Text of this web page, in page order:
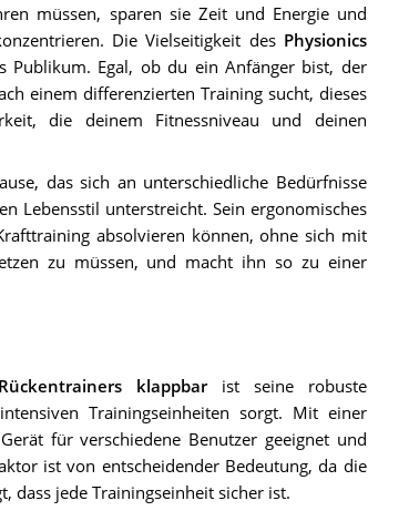
müssen, sparen sie Zeit und Energie und
Die Vielseitigkeit des Physionics
Egal, ob du ein Anfänger bist, der
einem differenzierten Training sucht, dieses
die deinem Fitnessniveau und deinen
das sich an unterschiedliche Bedürfnisse
Lebensstil unterstreicht. Sein ergonomisches
absolvieren können, ohne sich mit
zu müssen, und macht ihn so zu einer
klappbarist seine robuste
Trainingseinheiten sorgt. Mit einer
für verschiedene Benutzer geeignet und
ist von entscheidender Bedeutung, da die
dass jede Trainingseinheit sicher ist.